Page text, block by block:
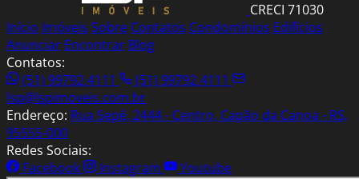
CRECI 71030
Início Imóveis Sobre Contatos Condomínios Edifícios
Anunciar Encontrar Blog
Contatos:
(51) 99792.4111
(51) 99792.4111
lsp@lspimoveis.com.br
Endereço: Rua Sepé, 2444 - Centro, Capão da Canoa - RS,
95555-000
Redes Sociais:
Facebook
Instagram Youtube